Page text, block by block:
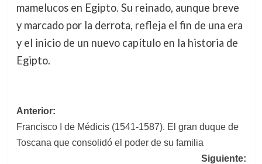
mamelucos en Egipto. Su reinado, aunque breve
y marcado por la derrota, refleja el fin de una era
y el inicio de un nuevo capítulo en la historia de
Egipto.
Navegación
de
entradas
Anterior:
Francisco I de Médicis (1541-1587). El gran duque de
Toscana que consolidó el poder de su familia
Siguiente: